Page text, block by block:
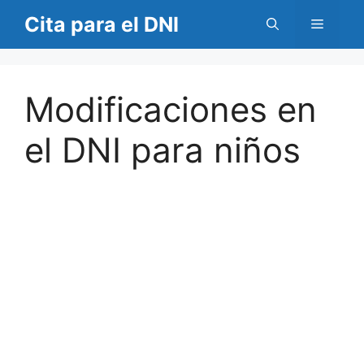
contenido
Cita para el DNI Menú
Modificaciones en
el DNI para niños